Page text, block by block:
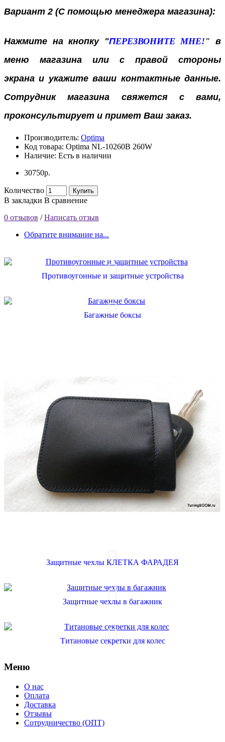
Вариант 2 (С помощью менеджера магазина):
Нажмите на кнопку "ПЕРЕЗВОНИТЕ МНЕ! "
в
меню магазина или с правой стороны
экранаи укажите ваши контактные данные.
Сотрудник магазина свяжется с вами,
проконсультирует и примет Ваш заказ.
Производитель: Optima
Код товара: Optima NL-10260B 260W
Наличие: Есть в наличии
30750р.
Количество Купить
В закладки В сравнение
0 отзывов /Написать отзыв
Обратите внимание на...
Противоугонные и защитные устройства
Багажные боксы
Защитные чехлы КЛЕТКА ФАРАДЕЯ
Защитные чехлы в багажник
Титановые секретки для колес
Меню
О нас
Оплата
Доставка
Отзывы
Сотрудничество (ОПТ)